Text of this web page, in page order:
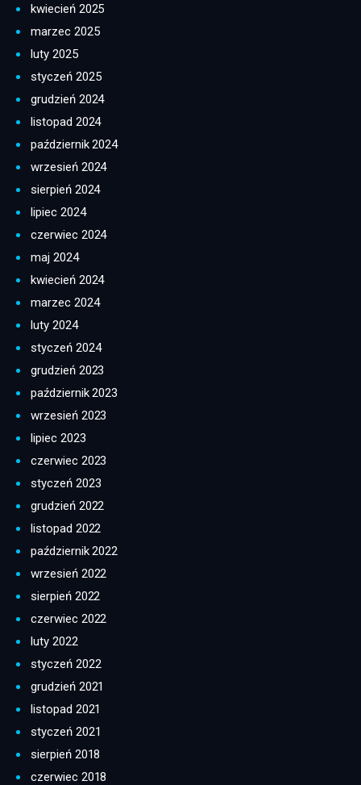
kwiecień 2025
marzec 2025
luty 2025
styczeń 2025
grudzień 2024
listopad 2024
październik 2024
wrzesień 2024
sierpień 2024
lipiec 2024
czerwiec 2024
maj 2024
kwiecień 2024
marzec 2024
luty 2024
styczeń 2024
grudzień 2023
październik 2023
wrzesień 2023
lipiec 2023
czerwiec 2023
styczeń 2023
grudzień 2022
listopad 2022
październik 2022
wrzesień 2022
sierpień 2022
czerwiec 2022
luty 2022
styczeń 2022
grudzień 2021
listopad 2021
styczeń 2021
sierpień 2018
czerwiec 2018